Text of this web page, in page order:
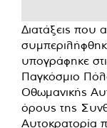
Διατάξεις που
υπογράφηκε
Παγκόσμιο
Οθωμανικής
όρους της
Αυτοκρατορία